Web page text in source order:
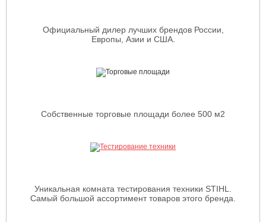
Официальный дилер лучших брендов России,
Европы, Азии и США.
Собственные торговые площади более 500 м2
Уникальная комната тестирования техники STIHL.
Самый большой ассортимент товаров этого бренда.